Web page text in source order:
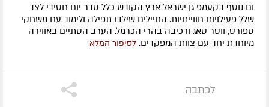
ום נוסף בקעמפ גן ישראל ארץ הקודש כלל סדר יום חסידי לצד
שלל פעילויות חווייתיות. החיילים שילבו תפילה ולימוד עם משחקי
ספורט, ווטר טאג ורכיבה בהרי הכרמל. הערב הסתיים באווירה
מיוחדת יחד עם צוות המפקדים. לסיפור המלא
לכתבה